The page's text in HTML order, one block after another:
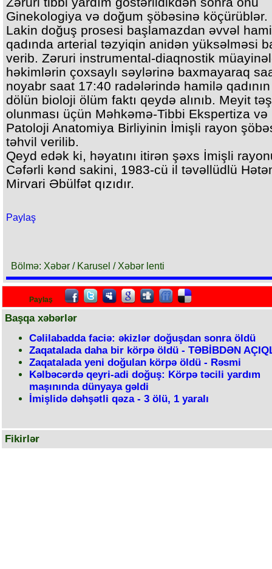
Ginekologiya və doğum şöbəsinə köçürüblər.
Lakin doğuş prosesi başlamazdan əvvəl
qadında arterial təzyiqin anidən yüksəlməsi
verib. Zəruri instrumental-diaqnostik
həkimlərin çoxsaylı səylərinə baxmayaraq
noyabr saat 17:40 radələrində hamilə
dölün bioloji ölüm faktı qeydə alınıb. Meyit
olunması üçün Məhkəmə-Tibbi Ekspertiza və
Patoloji Anatomiya Birliyinin İmişli rayon
təhvil verilib.
Qeyd edək ki, həyatını itirən şəxs İmişli
Cəfərli kənd sakini, 1983-cü il təvəllüdlü
Mirvari Əbülfət qızıdır.
Paylaş
Bölmə: Xəbər / Karusel / Xəbər lenti
Paylaş
Başqa xəbərlər
Cəlilabadda faciə: əkizlər doğuşdan sonra öldü
Zaqatalada daha bir körpə öldü - TƏBİBDƏN
Zaqatalada yeni doğulan körpə öldü - Rəsmi
Kəlbəcərdə qeyri-adi doğuş: Körpə təcili yardım
maşınında dünyaya gəldi
İmişlidə dəhşətli qəza - 3 ölü, 1 yaralı
Fikirlər